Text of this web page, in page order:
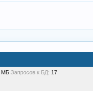
МБ Запросов к БД: 17